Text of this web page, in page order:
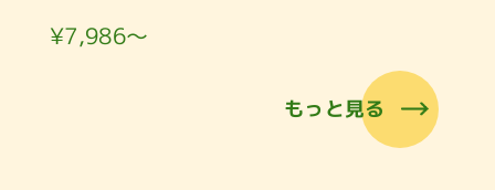
¥7,986〜
もっと見る